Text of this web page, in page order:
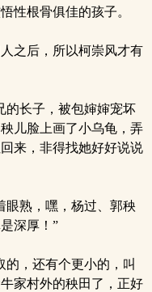
性根骨俱佳的孩子。
之后，所以柯崇风才有
长子，被包婶婶宠坏
儿脸上画了小乌龟，弄
来，非得找她好好说说
熟，嘿，杨过、郭秧
深厚！”
，还有个更小的，叫
家村外的秧田了，正好